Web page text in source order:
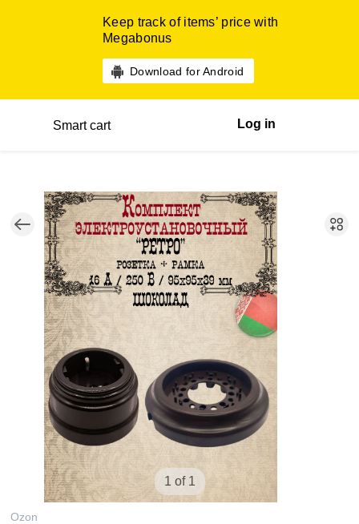
Keep track of items’ price with
Megabonus
Download for Android
Smart cart Log in
1 of 1
Ozon